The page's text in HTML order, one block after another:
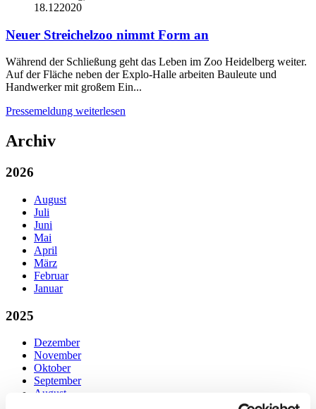
18.122020
Neuer Streichelzoo nimmt Form an
Während der Schließung geht das Leben im Zoo Heidelberg weiter.
Auf der Fläche neben der Explo-Halle arbeiten Bauleute und
Handwerker mit großem Ein...
Pressemeldung weiterlesen
Archiv
2026
August
Juli
Juni
Mai
April
März
Februar
Januar
2025
Dezember
November
Oktober
September
August